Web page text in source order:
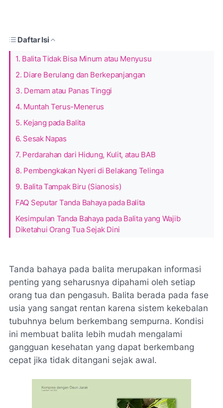
Daftar Isi
1. Balita Tidak Bisa Minum atau Menyusu
2. Diare Berulang dan Berkepanjangan
3. Demam atau Panas Tinggi
4. Muntah Terus-Menerus
5. Kejang pada Balita
6. Sesak Napas
7. Perdarahan dari Hidung, Kulit, atau BAB
8. Pembengkakan Nyeri di Belakang Telinga
9. Balita Tampak Biru (Sianosis)
FAQ Seputar Tanda Bahaya pada Balita
Kesimpulan Tanda Bahaya pada Balita yang Wajib
Diketahui Orang Tua Sejak Dini
Tanda bahaya pada balita merupakan informasi
penting yang seharusnya dipahami oleh setiap
orang tua dan pengasuh. Balita berada pada fase
usia yang sangat rentan karena sistem kekebalan
tubuhnya belum berkembang sempurna. Kondisi
ini membuat balita lebih mudah mengalami
gangguan kesehatan yang dapat berkembang
cepat jika tidak ditangani sejak awal.